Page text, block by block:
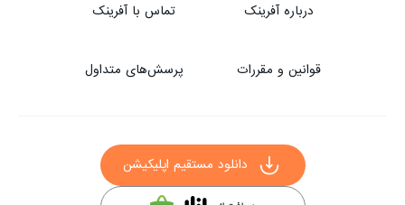
درباره آفرینک تماس با آفرینک
قوانین و مقررات پرسش‌های متداول
دانلود مستقیم اپلیکیشن